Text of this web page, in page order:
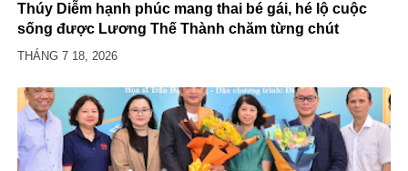
Thúy Diễm hạnh phúc mang thai bé gái, hé lộ cuộc
sống được Lương Thế Thành chăm từng chút
THÁNG 7 18, 2026